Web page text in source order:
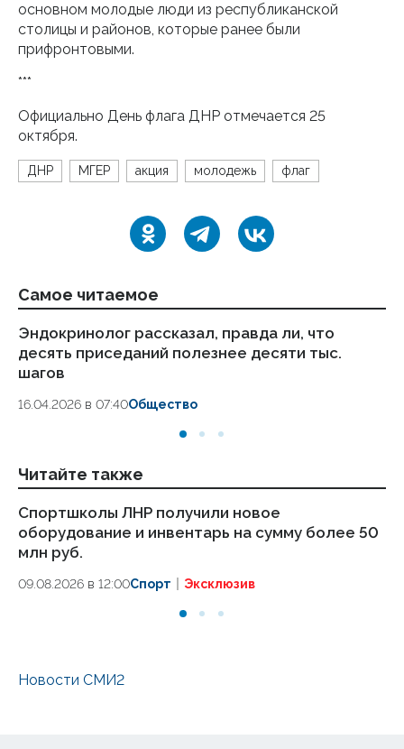
основном молодые люди из республиканской
столицы и районов, которые ранее были
прифронтовыми.
***
Официально День флага ДНР отмечается 25
октября.
ДНР МГЕР акция молодежь флаг
Самое читаемое
Эндокринолог рассказал, правда ли, что
десять приседаний полезнее десяти тыс.
шагов
16.04.2026 в 07:40Общество
Читайте также
Спортшколы ЛНР получили новое
оборудование и инвентарь на сумму более 50
млн руб.
09.08.2026 в 12:00Спорт Эксклюзив
Новости СМИ2